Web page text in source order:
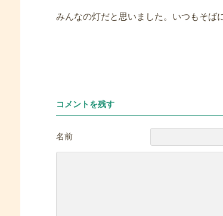
みんなの灯だと思いました。いつもそば
コメントを残す
名前